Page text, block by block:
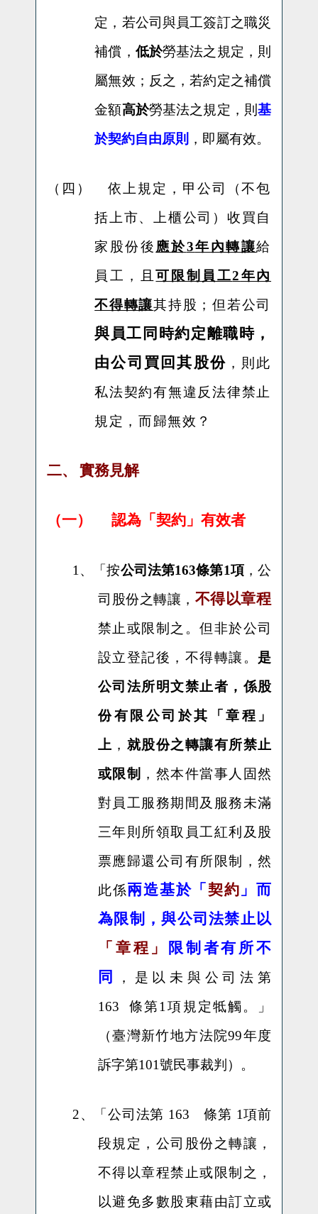
定，若公司與員工簽訂之職災
補償， 低於勞基法之規定，則
屬無效；反之，若約定之補償
金額高於勞基法之規定，則基
於契約自由原則 ，即屬有效。
（四）
依上規定，甲公司（不包
括上市、上櫃公司）收買自
家股份後 應於3年內轉讓給
員工，且可限制員工2年內
不得轉讓其持股；但若公司
與員工同時約定離職時，
由公司買回其股份 ，則此
私法契約有無違反法律禁止
規定，而歸無效？
二、 實務見解
（一） 認為「契約」有效者
1、「按公司法第163條第1項，公
司股份之轉讓， 不得以章程
禁止或限制之。但非於公司
設立登記後，不得轉讓。 是
公司法所明文禁止者，係股
份有限公司於其「章程」
上 ， 就股份之轉讓有所禁止
或限制
，然本件當事人固然
對員工服務期間及服務未滿
三年則所領取員工紅利及股
票應歸還公司有所限制，然
此係兩造基於「 契約 」而
為限制，與公司法禁止以
「章程」
限制者有所不
同
，是以未與公司法第
163 條第1項規定牴觸。
」
（臺灣新竹地方法院99年度
訴字第101號民事裁判）。
2、 「公司法第 163 條第 1項前
段規定，公司股份之轉讓，
不得以章程禁止或限制之，
以避免多數股東藉由訂立或